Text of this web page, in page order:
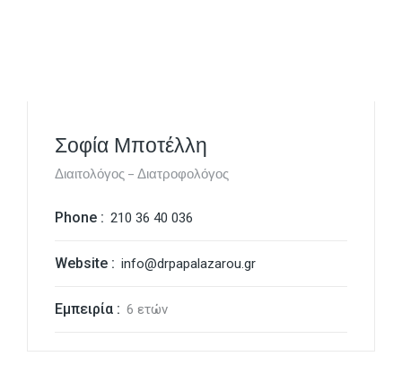
Σοφία Μποτέλλη
Διαιτολόγος – Διατροφολόγος
Phone : 210 36 40 036
Website : info@drpapalazarou.gr
Εμπειρία : 6 ετών